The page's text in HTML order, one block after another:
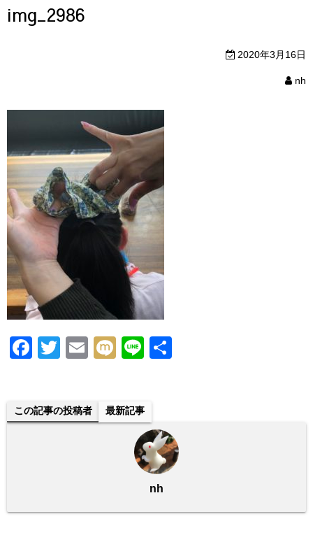
img_2986
2020年3月16日
nh
F
e
T
er
E
M
Li
この記事の投稿者 最新記事
nh